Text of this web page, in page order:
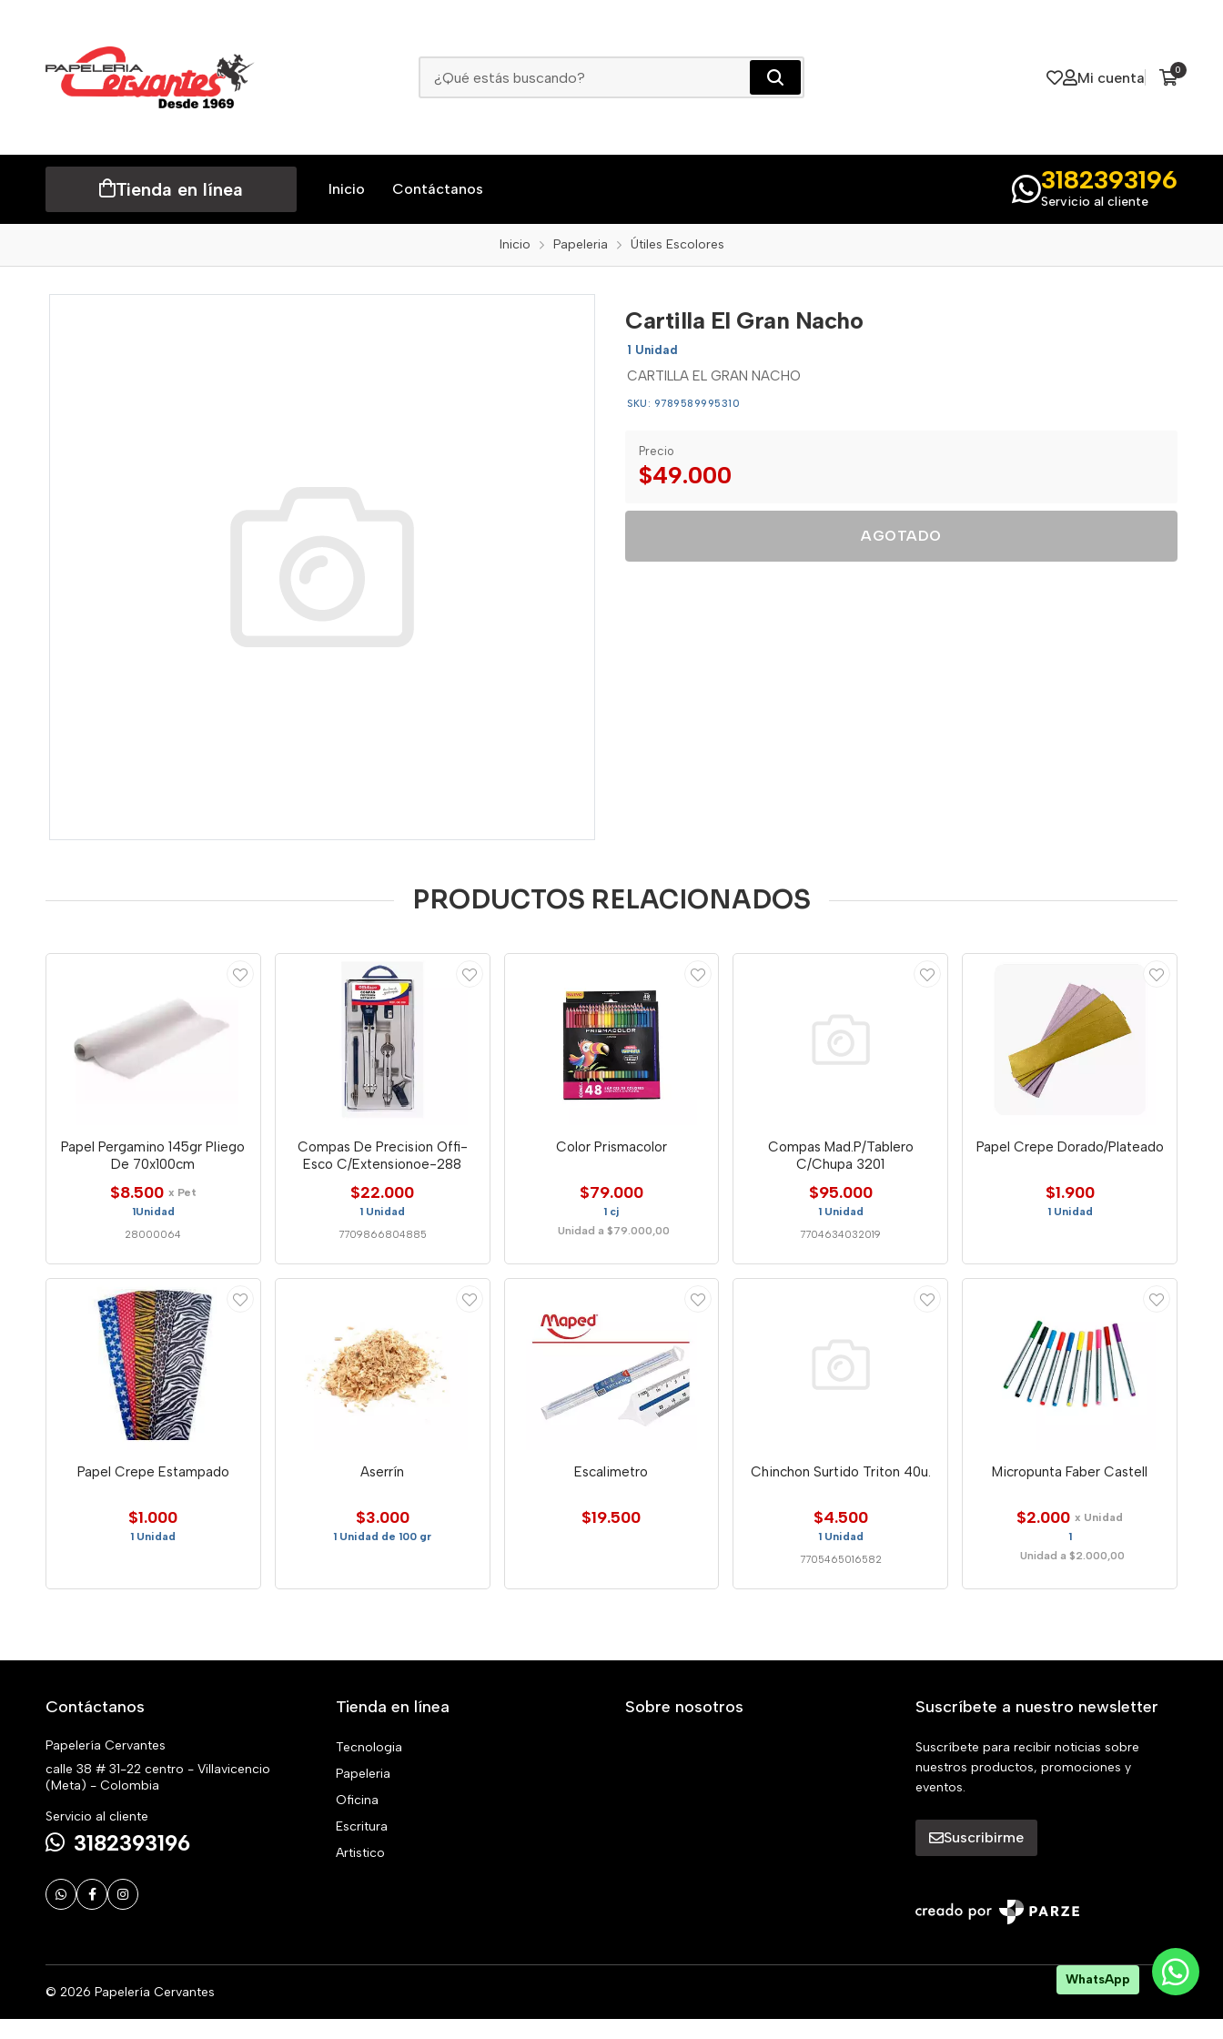
Mi cuenta 0
Tienda en línea Inicio Contáctanos 3182393196
Servicio al cliente
Inicio Papeleria Útiles Escolores
Cartilla El Gran Nacho
1 Unidad
CARTILLA EL GRAN NACHO
SKU: 9789589995310
Precio
$49.000
AGOTADO
PRODUCTOS RELACIONADOS
Papel Pergamino 145gr Pliego
De 70x100cm
$8.500 x Pet
1Unidad
28000064
Compas De Precision Offi-
Esco C/Extensionoe-288
$22.000
1 Unidad
7709866804885
Color Prismacolor
$79.000
1 cj
Unidad a $79.000,00
Compas Mad.P/Tablero
C/Chupa 3201
$95.000
1 Unidad
7704634032019
Papel Crepe Dorado/Plateado
$1.900
1 Unidad
Papel Crepe Estampado
$1.000
1 Unidad
Aserrín
$3.000
1 Unidad de 100 gr
Escalimetro
$19.500
Chinchon Surtido Triton 40u.
$4.500
1 Unidad
7705465016582
Micropunta Faber Castell
$2.000 x Unidad
1
Unidad a $2.000,00
Contáctanos
Papelería Cervantes
calle 38 # 31-22 centro - Villavicencio
(Meta) - Colombia
Servicio al cliente
3182393196
Tienda en línea
Tecnologia
Papeleria
Oficina
Escritura
Artistico
Sobre nosotros Suscríbete a nuestro newsletter
Suscríbete para recibir noticias sobre
nuestros productos, promociones y
eventos.
Suscribirme
© 2026 Papelería Cervantes
WhatsApp